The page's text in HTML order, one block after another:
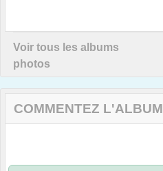
Voir tous les albums
photos
COMMENTEZ L'ALBUM